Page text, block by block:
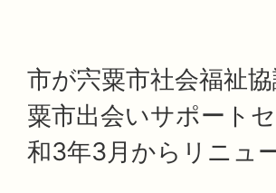
市が宍粟市社会福祉
粟市出会いサポート
和3年3月からリニュ